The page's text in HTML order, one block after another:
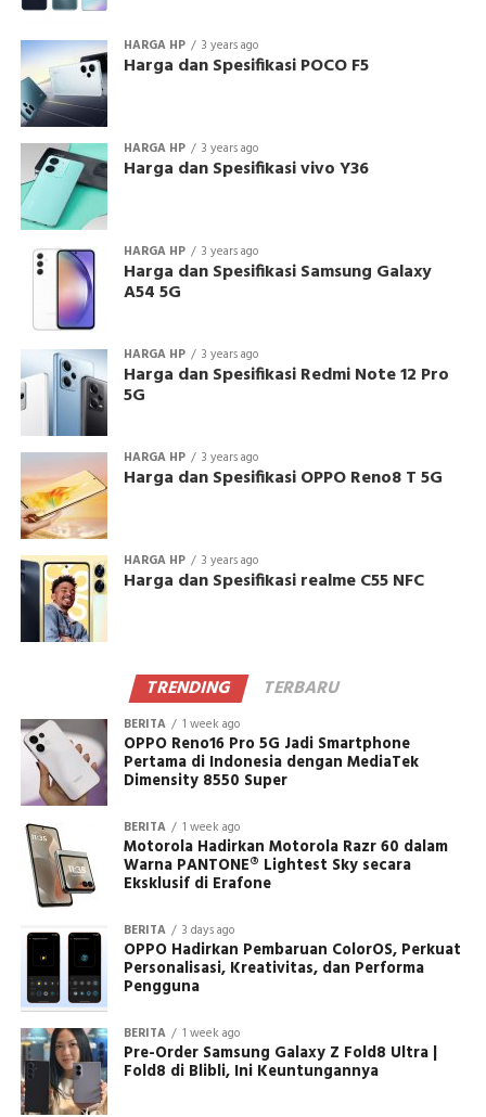
HARGA HP 3 years ago
Harga dan Spesifikasi POCO F5
HARGA HP 3 years ago
Harga dan Spesifikasi vivo Y36
HARGA HP 3 years ago
Harga dan Spesifikasi Samsung Galaxy
A54 5G
HARGA HP 3 years ago
Harga dan Spesifikasi Redmi Note 12 Pro
5G
HARGA HP 3 years ago
Harga dan Spesifikasi OPPO Reno8 T 5G
HARGA HP 3 years ago
Harga dan Spesifikasi realme C55 NFC
TRENDING TERBARU
BERITA 1 week ago
OPPO Reno16 Pro 5G Jadi Smartphone
Pertama di Indonesia dengan MediaTek
Dimensity 8550 Super
BERITA 1 week ago
Motorola Hadirkan Motorola Razr 60 dalam
Warna PANTONE® Lightest Sky secara
Eksklusif di Erafone
BERITA 3 days ago
OPPO Hadirkan Pembaruan ColorOS, Perkuat
Personalisasi, Kreativitas, dan Performa
Pengguna
BERITA 1 week ago
Pre-Order Samsung Galaxy Z Fold8 Ultra |
Fold8 di Blibli, Ini Keuntungannya